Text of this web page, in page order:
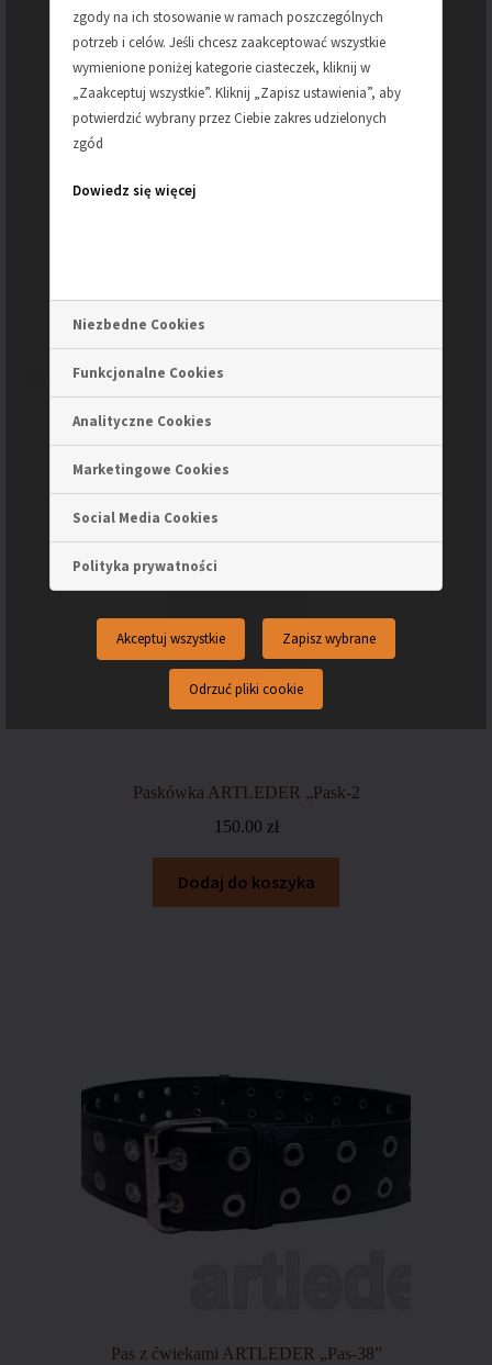
DŁUGOŚĆ
długość: 115cm plus klamra =
118cm
SZEROKOŚĆ
REGULACJA
Podobne produkty
Paskówka ARTLEDER „Pask-2
150.00 zł
Dodaj do koszyka
Pas z ćwiekami ARTLEDER „Pas-38”
zgody na ich stosowanie w ramach poszczególnych
potrzeb i celów. Jeśli chcesz zaakceptować wszystkie
wymienione poniżej kategorie ciasteczek, kliknij w
„Zaakceptuj wszystkie”. Kliknij „Zapisz ustawienia”, aby
potwierdzić wybrany przez Ciebie zakres udzielonych
zgód
Dowiedz się więcej
Niezbedne Cookies
Funkcjonalne Cookies
Analityczne Cookies
Marketingowe Cookies
Social Media Cookies
Polityka prywatności
Akceptuj wszystkie Zapisz wybrane
Odrzuć pliki cookie